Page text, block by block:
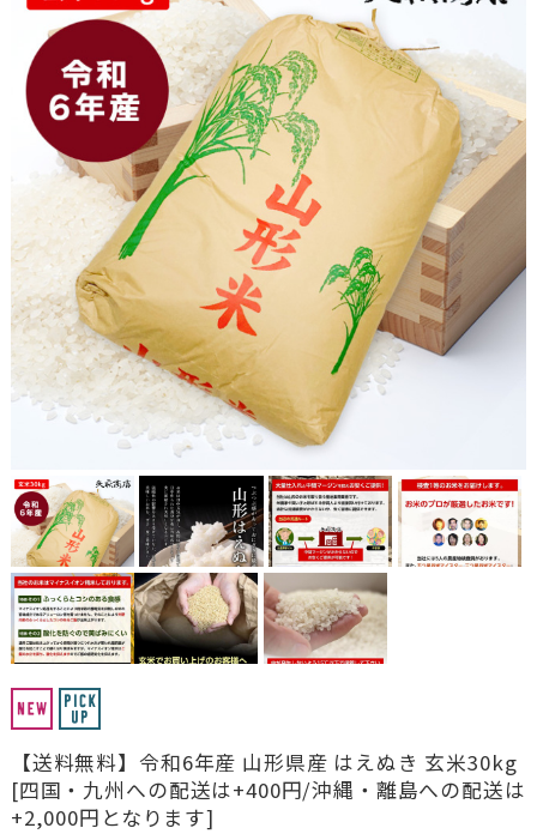
【送料無料】令和6年産 山形県産 はえぬき 玄米30kg
[四国・九州への配送は+400円/沖縄・離島への配送は
+2,000円となります]